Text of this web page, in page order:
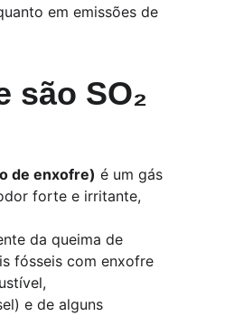
em emissões de
são SO₂
de enxofre) é um gás
forte e irritante,
fósseis com enxofre
e de alguns